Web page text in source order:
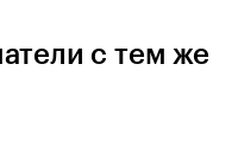
с тем же